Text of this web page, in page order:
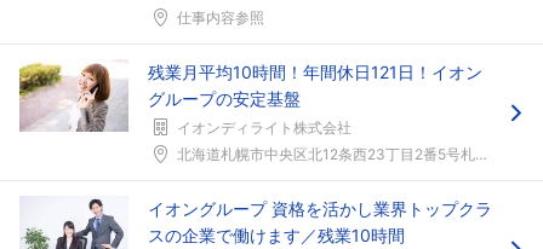
仕事内容参照
残業月平均10時間！年間休日121日！イオン
グループの安定基盤
イオンディライト株式会社
北海道札幌市中央区北12条西23丁目2番5号札幌市...
イオングループ 資格を活かし業界トップクラ
スの企業で働けます／残業10時間